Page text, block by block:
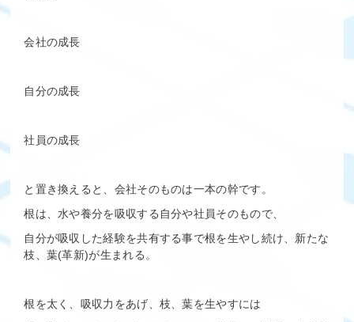
会社の成長
自分の成長
社員の成長
と置き換えると、会社そのものは一本の幹です。
根は、水や養分を吸収する自分や社員そのもので、
自分が吸収した経験を共有する事で根を生やし続け、新たな
枝、葉(革新)が生まれる。
根を太く、吸収力をあげ、枝、葉を生やすには